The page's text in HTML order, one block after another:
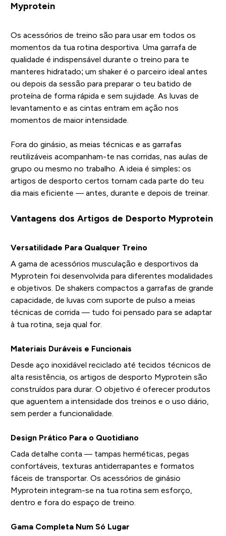
Myprotein
Os acessórios de treino são para usar em todos os
momentos da tua rotina desportiva. Uma garrafa de
qualidade é indispensável durante o treino para te
manteres hidratado; um shaker é o parceiro ideal antes
ou depois da sessão para preparar o teu batido de
proteína de forma rápida e sem sujidade. As luvas de
levantamento e as cintas entram em ação nos
momentos de maior intensidade.
Fora do ginásio, as meias técnicas e as garrafas
reutilizáveis acompanham-te nas corridas, nas aulas de
grupo ou mesmo no trabalho. A ideia é simples: os
artigos de desporto certos tornam cada parte do teu
dia mais eficiente — antes, durante e depois de treinar.
Vantagens dos Artigos de Desporto Myprotein
Versatilidade Para Qualquer Treino
A gama de acessórios musculação e desportivos da
Myprotein foi desenvolvida para diferentes modalidades
e objetivos. De shakers compactos a garrafas de grande
capacidade, de luvas com suporte de pulso a meias
técnicas de corrida — tudo foi pensado para se adaptar
à tua rotina, seja qual for.
Materiais Duráveis e Funcionais
Desde aço inoxidável reciclado até tecidos técnicos de
alta resistência, os artigos de desporto Myprotein são
construídos para durar. O objetivo é oferecer produtos
que aguentem a intensidade dos treinos e o uso diário,
sem perder a funcionalidade.
Design Prático Para o Quotidiano
Cada detalhe conta — tampas herméticas, pegas
confortáveis, texturas antiderrapantes e formatos
fáceis de transportar. Os acessórios de ginásio
Myprotein integram-se na tua rotina sem esforço,
dentro e fora do espaço de treino.
Gama Completa Num Só Lugar